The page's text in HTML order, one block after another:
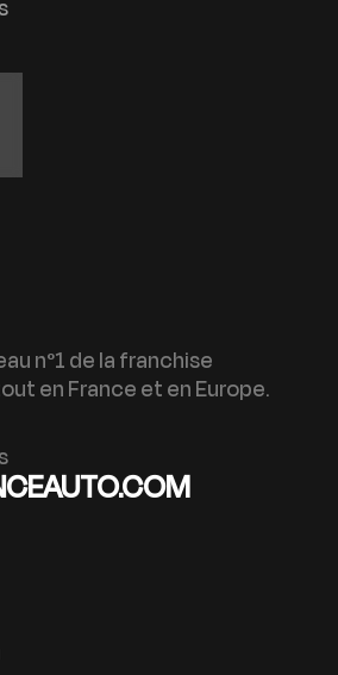
n°1 de la franchise
en France et en Europe.